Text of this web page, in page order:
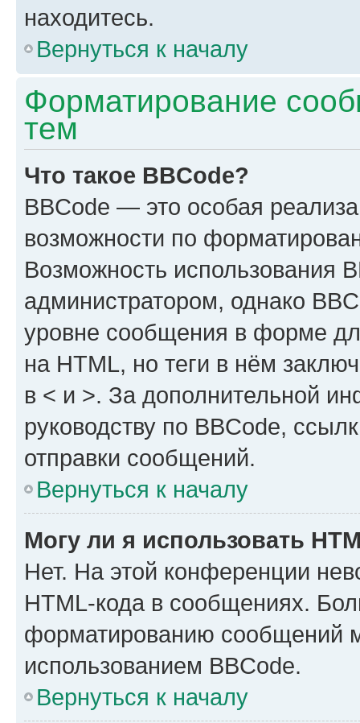
находитесь.
Вернуться к началу
Форматирование
тем
Что такое BBCode?
BBCode — это особая
возможности по
Возможность использования
администратором, однако
уровне сообщения в форме
на HTML, но теги в нём
в < и >. За дополнительной
руководству по BBCode,
отправки сообщений.
Вернуться к началу
Могу ли я использовать
Нет. На этой конференции
HTML-кода в сообщениях.
форматированию сообщений
использованием BBCode.
Вернуться к началу